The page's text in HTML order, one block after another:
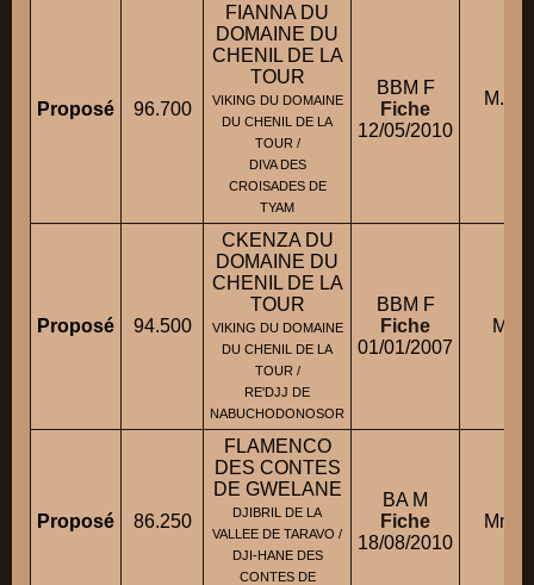
Proposé 96.700
FIANNA DU
DOMAINE DU
CHENIL DE LA
TOUR
VIKING DU DOMAINE
DU CHENIL DE LA
TOUR /
DIVA DES
CROISADES DE
TYAM
BBM F
Fiche
12/05/2010
M.
Proposé 94.500
CKENZA DU
DOMAINE DU
CHENIL DE LA
TOUR
VIKING DU DOMAINE
DU CHENIL DE LA
TOUR /
RE'DJJ DE
NABUCHODONOSOR
BBM F
Fiche
01/01/2007
M.
Proposé 86.250
FLAMENCO
DES CONTES
DE GWELANE
DJIBRIL DE LA
VALLEE DE TARAVO /
DJI-HANE DES
CONTES DE
BA M
Fiche
18/08/2010
Mme